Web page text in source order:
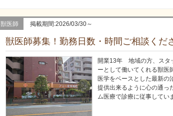
獣医師 掲載期間:2026/03/30～
獣医師募集！勤務日数・時間ご相談くだ
開業13年 地域の方、スタ
ーとして働いてくれる獣医
医学をベースとした最新の
提供出来るように心の通っ
ム医療で診療に従事してい